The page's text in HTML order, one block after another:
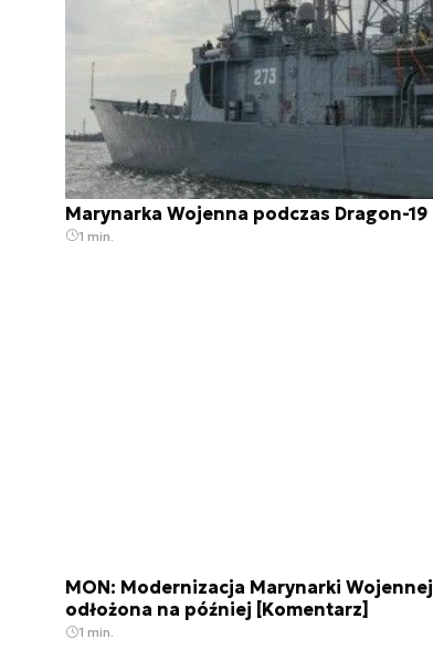
Marynarka Wojenna podczas Dragon-19
1 min.
MON: Modernizacja Marynarki Wojennej
odłożona na później [Komentarz]
1 min.